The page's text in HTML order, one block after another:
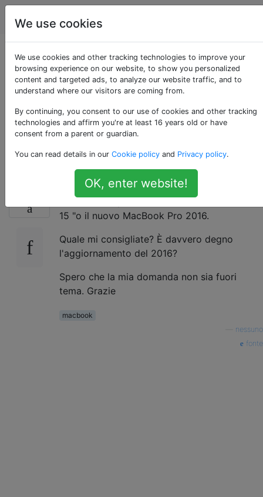
Apple
Quale MacBook Pro
da 15 "dovrei
acquistare? 2015 o
2016? [Chiuso]
Ho bisogno di un nuovo laptop e mi chiedo
se dovrei acquistare il MacBook Pro 2015 da
15 "o il nuovo MacBook Pro 2016.
Quale mi consigliate? È davvero degno
l'aggiornamento del 2016?
Spero che la mia domanda non sia fuori
tema. Grazie
macbook
nessuno
fonte
We use cookies
We use cookies and other tracking technologies to improve your
browsing experience on our website, to show you personalized
content and targeted ads, to analyze our website traffic, and to
understand where our visitors are coming from.
By continuing, you consent to our use of cookies and other tracking
technologies and affirm you're at least 16 years old or have
consent from a parent or guardian.
You can read details in our Cookie policy and Privacy policy.
OK, enter website!